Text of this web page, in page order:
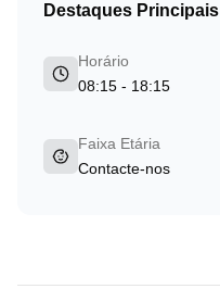
Destaques Principais
Horário
08:15 - 18:15
Faixa Etária
Contacte-nos